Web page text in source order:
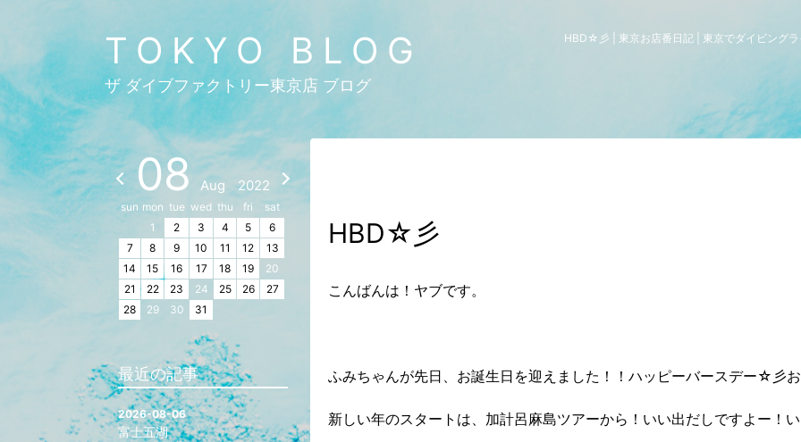
TOKYO BLOG
ザ ダイブファクトリー東京店 ブログ
HBD☆彡 | 東京お店番日記 | 東京でダイビング
HBD☆彡
こんばんは！ヤブです。
ふみちゃんが先日、お誕生日を迎えました！！ハッピーバースデー☆彡
新しい年のスタートは、加計呂麻島ツアーから！いい出だしですよー！
08 Aug 2022
sun mon tue wed thu fri
sat
1
2 3 4 5
6
7
8 9 10 11 12
13
14
15 16 17 18 19
20
21
22 23 24 25 26
27
28
29 30 31
最近の記事
2026-08-06
富士五湖